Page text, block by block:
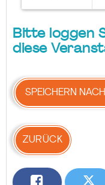
Bitte loggen
diese
SPEICHERN NACH
ZURÜCK